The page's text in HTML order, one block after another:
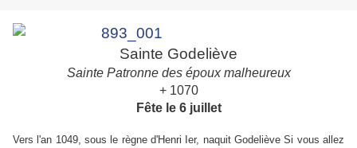
Sainte Godeliève
Sainte Patronne des époux malheureux
+ 1070
Fête le 6 juillet
Vers l'an 1049, sous le règne d'Henri Ier, naquit Godeliève Si vous allez